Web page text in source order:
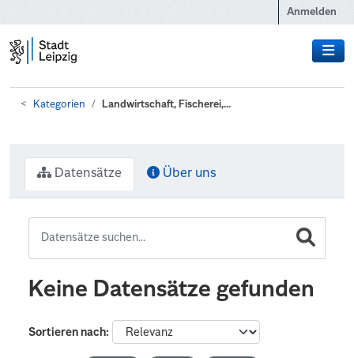
Anmelden
Kategorien Landwirtschaft, Fischerei,...
Datensätze Über uns
Keine Datensätze gefunden
Sortieren nach